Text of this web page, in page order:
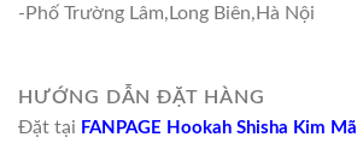
-Phố Trường Lâm,Long Biên,Hà Nội
HƯỚNG DẪN ĐẶT HÀNG
Đặt tại FANPAGE Hookah Shisha Kim Mã